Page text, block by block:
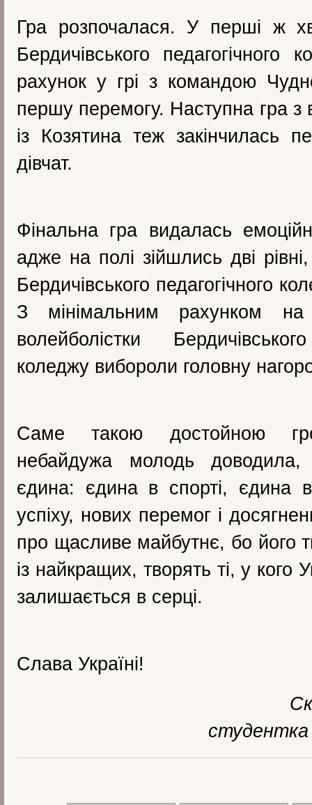
Гра розпочалася. У перші ж
Бердичівського педагогічного
рахунок у грі з командою
першу перемогу. Наступна гра з
із Козятина теж закінчилась
дівчат.
Фінальна гра видалась
адже на полі зійшлись дві
Бердичівського педагогічного
З мінімальним рахунком
волейболістки
коледжу вибороли головну
Саме такою достойною
небайдужа молодь
єдина: єдина в спорті, єдина
успіху, нових перемог і
про щасливе майбутнє, бо його
із найкращих, творять ті, у кого
залишається в серці.
Слава Україні!
студентка